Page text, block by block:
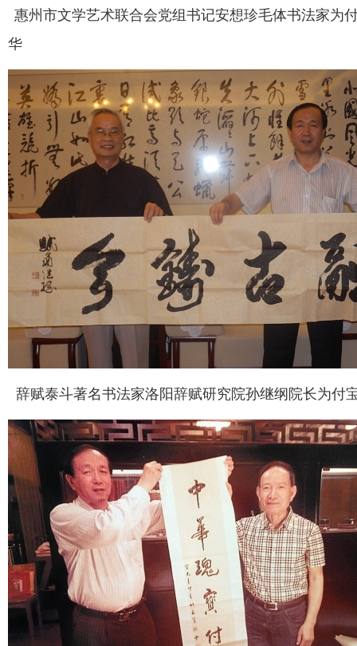
惠州市文学艺术联合会党组书记安想珍毛体书法家
华
辞赋泰斗著名书法家洛阳辞赋研究院孙继纲院长为